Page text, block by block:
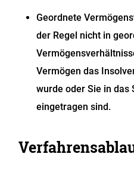
Geordnete
der Regel nicht in
Vermögen das
wurde oder Sie in das
eingetragen sind.